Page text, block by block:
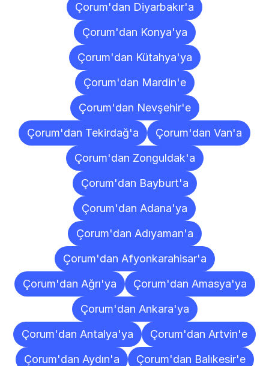
Çorum'dan Diyarbakır'a
Çorum'dan Konya'ya
Çorum'dan Kütahya'ya
Çorum'dan Mardin'e
Çorum'dan Nevşehir'e
Çorum'dan Tekirdağ'a
Çorum'dan Van'a
Çorum'dan Zonguldak'a
Çorum'dan Bayburt'a
Çorum'dan Adana'ya
Çorum'dan Adıyaman'a
Çorum'dan Afyonkarahisar'a
Çorum'dan Ağrı'ya
Çorum'dan Amasya'ya
Çorum'dan Ankara'ya
Çorum'dan Antalya'ya
Çorum'dan Artvin'e
Çorum'dan Aydın'a
Çorum'dan Balıkesir'e